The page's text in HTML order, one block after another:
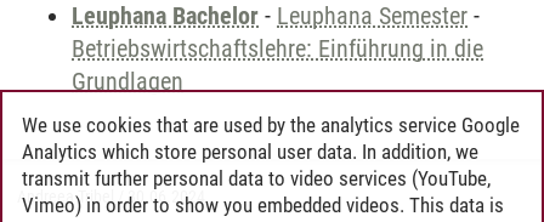
Leuphana Bachelor - Leuphana Semester -
Betriebswirtschaftslehre: Einführung in die
Grundlagen
Andreea Tribel 30.06.2024
We use cookies that are used by the analytics service Google
Analytics which store personal user data. In addition, we
transmit further personal data to video services (YouTube,
Vimeo) in order to show you embedded videos. This data is